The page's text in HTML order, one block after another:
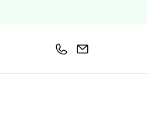
Bel onsMail ons